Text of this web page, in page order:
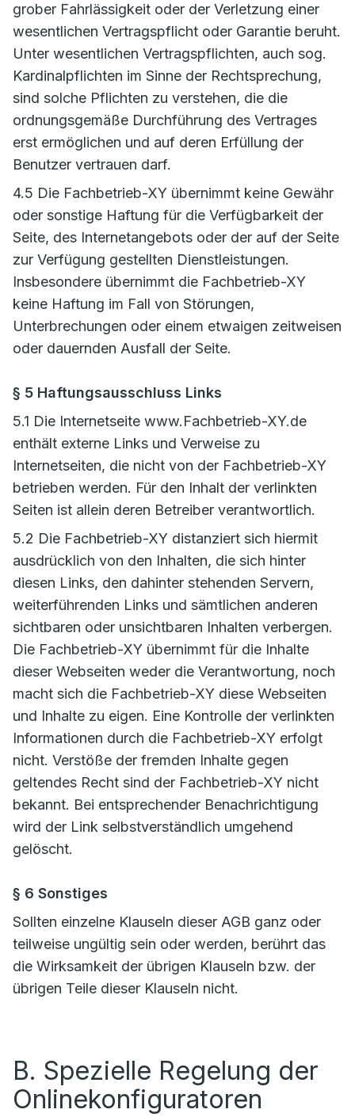
grober Fahrlässigkeit oder der Verletzung einer
wesentlichen Vertragspflicht oder Garantie beruht.
Unter wesentlichen Vertragspflichten, auch sog.
Kardinalpflichten im Sinne der Rechtsprechung,
sind solche Pflichten zu verstehen, die die
ordnungsgemäße Durchführung des Vertrages
erst ermöglichen und auf deren Erfüllung der
Benutzer vertrauen darf.
4.5 Die Fachbetrieb-XY übernimmt keine Gewähr
oder sonstige Haftung für die Verfügbarkeit der
Seite, des Internetangebots oder der auf der Seite
zur Verfügung gestellten Dienstleistungen.
Insbesondere übernimmt die Fachbetrieb-XY
keine Haftung im Fall von Störungen,
Unterbrechungen oder einem etwaigen zeitweisen
oder dauernden Ausfall der Seite.
§ 5 Haftungsausschluss Links
5.1 Die Internetseite www.Fachbetrieb-XY.de
enthält externe Links und Verweise zu
Internetseiten, die nicht von der Fachbetrieb-XY
betrieben werden. Für den Inhalt der verlinkten
Seiten ist allein deren Betreiber verantwortlich.
5.2 Die Fachbetrieb-XY distanziert sich hiermit
ausdrücklich von den Inhalten, die sich hinter
diesen Links, den dahinter stehenden Servern,
weiterführenden Links und sämtlichen anderen
sichtbaren oder unsichtbaren Inhalten verbergen.
Die Fachbetrieb-XY übernimmt für die Inhalte
dieser Webseiten weder die Verantwortung, noch
macht sich die Fachbetrieb-XY diese Webseiten
und Inhalte zu eigen. Eine Kontrolle der verlinkten
Informationen durch die Fachbetrieb-XY erfolgt
nicht. Verstöße der fremden Inhalte gegen
geltendes Recht sind der Fachbetrieb-XY nicht
bekannt. Bei entsprechender Benachrichtigung
wird der Link selbstverständlich umgehend
gelöscht.
§ 6 Sonstiges
Sollten einzelne Klauseln dieser AGB ganz oder
teilweise ungültig sein oder werden, berührt das
die Wirksamkeit der übrigen Klauseln bzw. der
übrigen Teile dieser Klauseln nicht.
B. Spezielle Regelung der
Onlinekonfiguratoren